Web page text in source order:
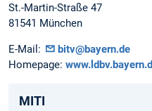
St.-Martin-Straße 47
81541 München
E-Mail:
bitv@bayern.de
Homepage:
MITI